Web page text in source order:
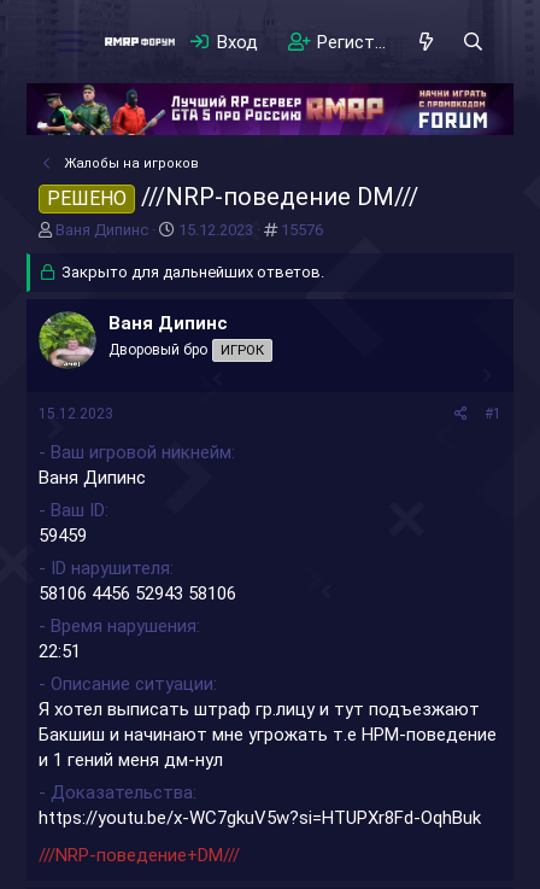
Вход Регистрация
Жалобы на игроков
РЕШЕНО ///NRP-поведение DM///
А
т
р
т
е
Ваня Дипинс
Д
т
н
ч
15.12.2023 #15576
Закрыто для дальнейших ответов.
Ваня Дипинс
Дворовый бро ИГРОК
15.12.2023 #1
- Ваш игровой никнейм
Ваня Дипинс
- Ваш ID
59459
- ID нарушителя
58106 4456 52943 58106
- Время нарушения
22:51
- Описание ситуации
Я хотел выписать штраф гр.лицу и тут подъезжают
Бакшиш и начинают мне угрожать т.е НРМ-поведение
и 1 гений меня дм-нул
- Доказательства
https://youtu.be/x-WC7gkuV5w?si=HTUPXr8Fd-OqhBuk
///NRP-поведение+DM///